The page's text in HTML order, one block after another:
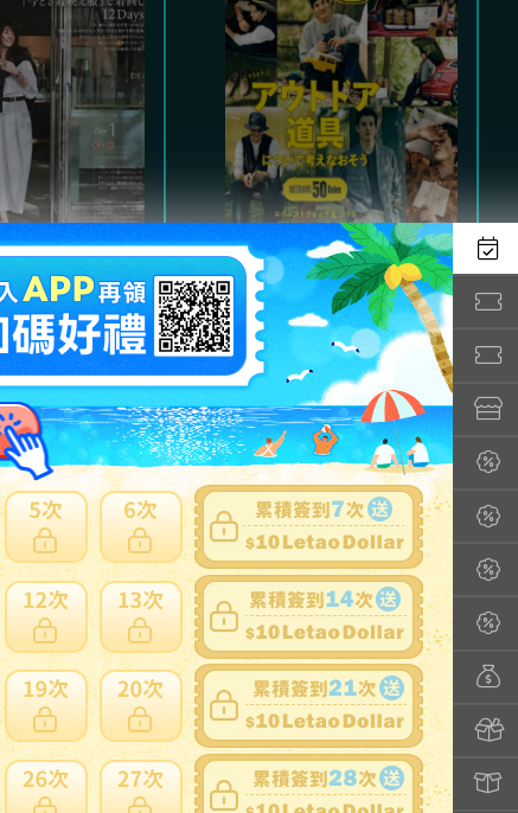
Marisol
都會風格，及職
日常休閒穿搭。
Begin
以經典時尚和日常休閒為
主，提供豐富穿搭參考。
熱門商品
鞋子、靴子 手錶